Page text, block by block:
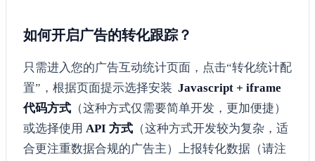
如何开启广告的转化跟踪？
只需进入您的广告互动统计页面，点击“转化统计配
置”，根据页面提示选择安装 Javascript + iframe
代码方式 （这种方式仅需要简单开发，更加便捷）
或选择使用 API 方式 （这种方式开发较为复杂，适
合更注重数据合规的广告主）上报转化数据（请注